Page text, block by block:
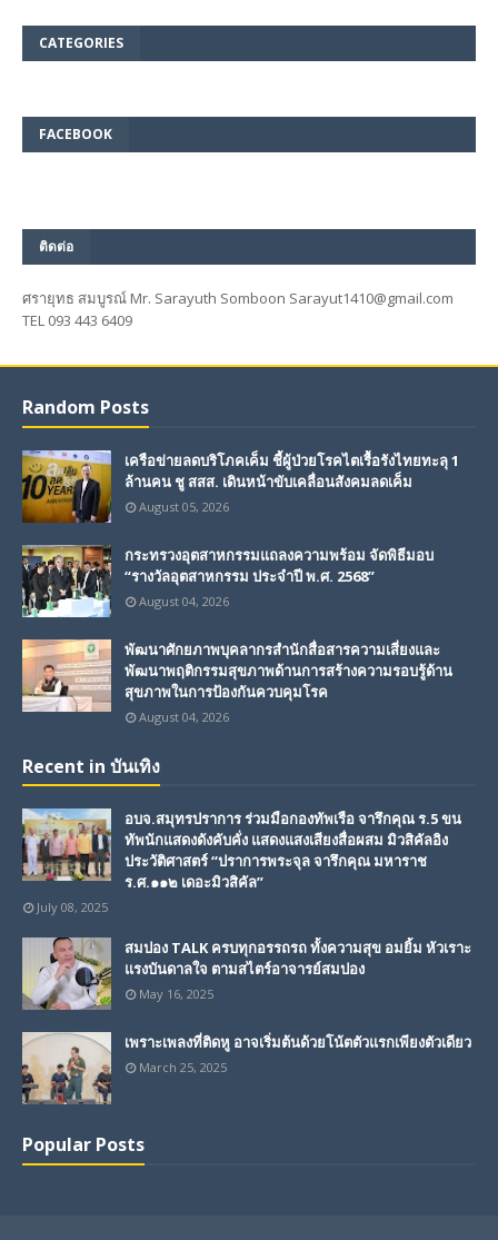
CATEGORIES
FACEBOOK
ติดต่อ
ศรายุทธ สมบูรณ์ Mr. Sarayuth Somboon Sarayut1410@gmail.com
TEL 093 443 6409
Random Posts
เครือข่ายลดบริโภคเค็ม ชี้ผู้ป่วยโรคไตเรื้อรังไทยทะลุ 1
ล้านคน ชู สสส. เดินหน้าขับเคลื่อนสังคมลดเค็ม
August 05, 2026
กระทรวงอุตสาหกรรมแถลงความพร้อม จัดพิธีมอบ
“รางวัลอุตสาหกรรม ประจำปี พ.ศ. 2568”
August 04, 2026
พัฒนาศักยภาพบุคลากรสำนักสื่อสารความเสี่ยงและ
พัฒนาพฤติกรรมสุขภาพด้านการสร้างความรอบรู้ด้าน
สุขภาพในการป้องกันควบคุมโรค
August 04, 2026
Recent in บันเทิง
อบจ.สมุทรปราการ ร่วมมือกองทัพเรือ จารึกคุณ ร.5 ขน
ทัพนักแสดงดังคับคั่ง แสดงแสงเสียงสื่อผสม มิวสิคัลอิง
ประวัติศาสตร์ “ปราการพระจุล จารึกคุณ มหาราช
ร.ศ.๑๑๒ เดอะมิวสิคัล”
July 08, 2025
สมปอง TALK ครบทุกอรรถรถ ทั้งความสุข อมยิ้ม หัวเราะ
แรงบันดาลใจ ตามสไตร์อาจารย์สมปอง
May 16, 2025
เพราะเพลงที่ติดหู อาจเริ่มต้นด้วยโน้ตตัวแรกเพียงตัวเดียว
March 25, 2025
Popular Posts